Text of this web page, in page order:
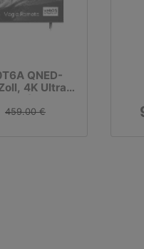
QNED-
4K Ultra
459.00 €